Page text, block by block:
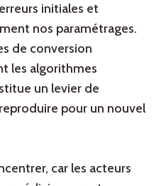
initiales et
nos paramétrages.
de conversion
les algorithmes
un levier de
pour un nouvel
car les acteurs